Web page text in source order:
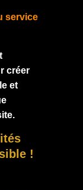
service
créer
et
!